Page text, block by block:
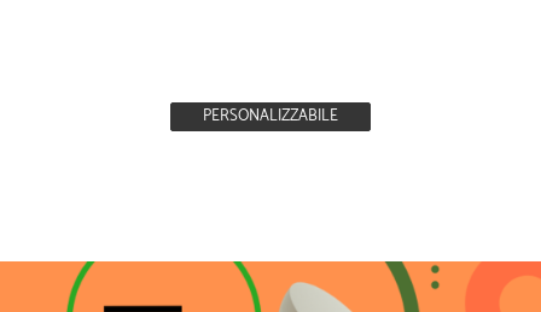
PERSONALIZZABILE